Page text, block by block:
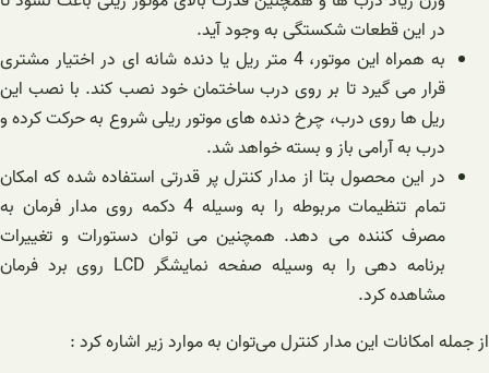
در این قطعات شکستگی به وجود آید.
به همراه این موتور، 4 متر ریل یا دنده شانه ای در اختیار مشتری
قرار می گیرد تا بر روی درب ساختمان خود نصب کند. با نصب این
ریل ها روی درب، چرخ دنده های موتور ریلی شروع به حرکت کرده و
درب به آرامی باز و بسته خواهد شد.
در این محصول بتا از مدار کنترل پر قدرتی استفاده شده که امکان
تمام تنظیمات مربوطه را به وسیله 4 دکمه روی مدار فرمان به
مصرف کننده می دهد. همچنین می توان دستورات و تغییرات
برنامه دهی را به وسیله صفحه نمایشگر LCD روی برد فرمان
مشاهده کرد.
از جمله امکانات این مدار کنترل می‌توان به موارد زیر اشاره کرد :